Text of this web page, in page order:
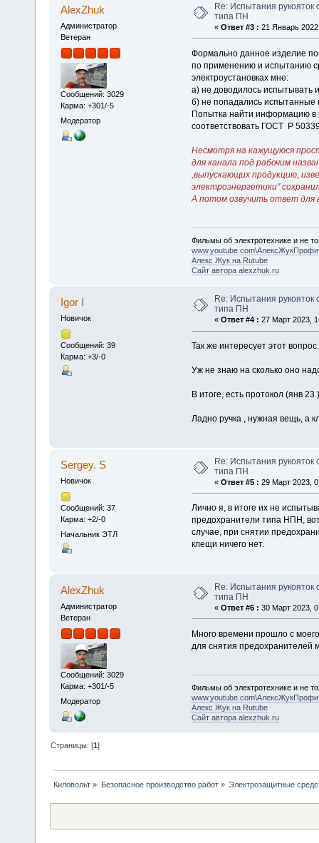
AlexZhuk
Администратор
Ветеран
Сообщений: 3029
Карма: +301/-5
Модератор
Re: Испытания
типа ПН
« Ответ #3 : 21 Январь
Формально данное изделие
по применению и испытанию
электроустановках мне:
а) не доводилось испытывать
б) не попадались испытанные
Попытка найти информацию в
соответствовать ГОСТ Р
Несмотря на кажущуюся
для канала под рабочим
,выпускающих продукцию,
электроэнергетики"
А потом озвучить ответ для
Фильмы об электротехнике и не
www.youtube.com\АлексЖукПрофи
Алекс Жук на Rutube
Сайт автора alexzhuk.ru
Igor I
Новичок
Сообщений: 39
Карма: +3/-0
Re: Испытания
типа ПН
« Ответ #4 : 27 Март 2023,
Так же интересует этот вопрос.
Уж не знаю на сколько оно
В итоге, есть протокол (янв
Ладно ручка , нужная вещь, а
Sergey. S
Новичок
Сообщений: 37
Карма: +2/-0
Начальник ЭТЛ
Re: Испытания
типа ПН
« Ответ #5 : 29 Март 2023,
Лично я, в итоге их не
предохранители типа НПН,
случае, при снятии
клещи ничего нет.
AlexZhuk
Администратор
Ветеран
Сообщений: 3029
Карма: +301/-5
Модератор
Re: Испытания
типа ПН
« Ответ #6 : 30 Март 2023,
Много времени прошло с
для снятия предохранителей
Фильмы об электротехнике и не
www.youtube.com\АлексЖукПрофи
Алекс Жук на Rutube
Сайт автора alexzhuk.ru
Страницы: [1]
Киловольт » Безопасное производство работ» Электрозащитные